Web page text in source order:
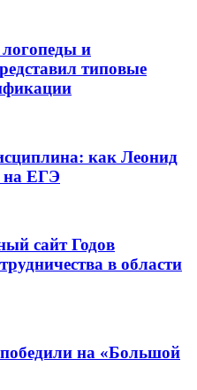
и
типовые
как Леонид
на ЕГЭ
сайт Годов
в области
на «Большой